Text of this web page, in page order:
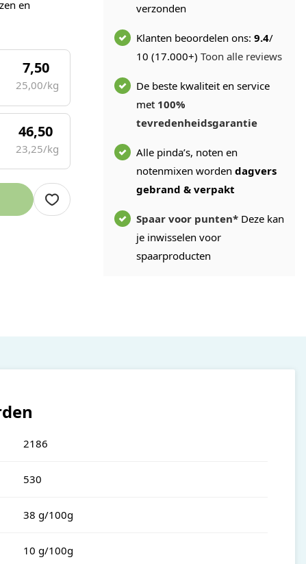
7,50
25,00/kg
46,50
23,25/kg
en
verzonden
Klanten beoordelen ons: 9.4/
10 (17.000+) Toon alle reviews
De beste kwaliteit en service
met 100%
tevredenheidsgarantie
Alle pinda’s, noten en
notenmixen worden dagvers
gebrand & verpakt
Spaar voor punten*Deze kan
je inwisselen voor
spaarproducten
2186
530
38 g/100g
10 g/100g